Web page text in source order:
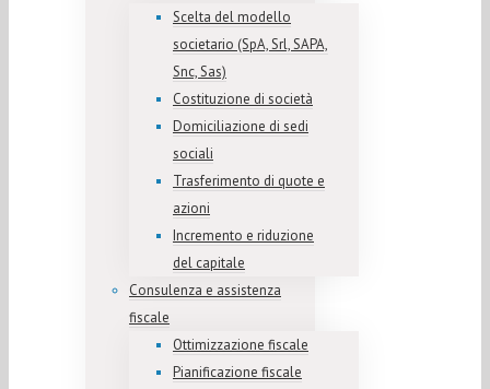
Scelta del modello
societario (SpA, Srl, SAPA,
Snc, Sas)
Costituzione di società
Domiciliazione di sedi
sociali
Trasferimento di quote e
azioni
Incremento e riduzione
del capitale
Consulenza e assistenza
fiscale
Ottimizzazione fiscale
Pianificazione fiscale